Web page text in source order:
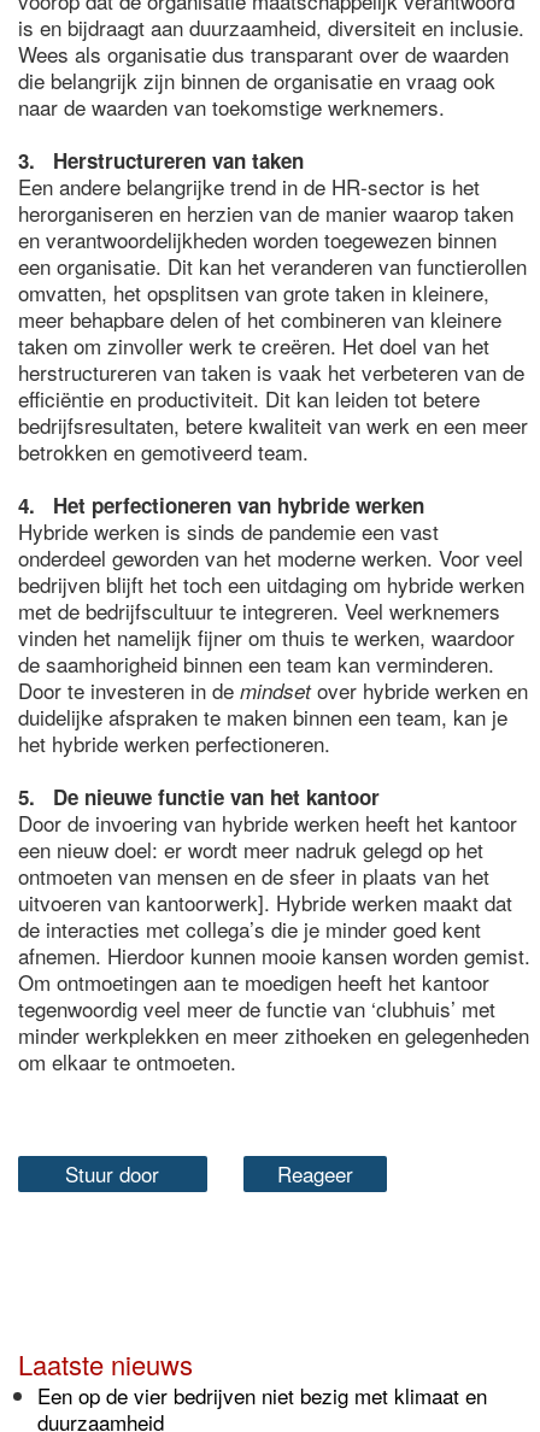
is en bijdraagt aan duurzaamheid, diversiteit en inclusie.
Wees als organisatie dus transparant over de waarden
die belangrijk zijn binnen de organisatie en vraag ook
naar de waarden van toekomstige werknemers.
3. Herstructureren van taken
Een andere belangrijke trend in de HR-sector is het
herorganiseren en herzien van de manier waarop taken
en verantwoordelijkheden worden toegewezen binnen
een organisatie. Dit kan het veranderen van functierollen
omvatten, het opsplitsen van grote taken in kleinere,
meer behapbare delen of het combineren van kleinere
taken om zinvoller werk te creëren. Het doel van het
herstructureren van taken is vaak het verbeteren van de
efficiëntie en productiviteit. Dit kan leiden tot betere
bedrijfsresultaten, betere kwaliteit van werk en een meer
betrokken en gemotiveerd team.
4. Het perfectioneren van hybride werken
Hybride werken is sinds de pandemie een vast
onderdeel geworden van het moderne werken. Voor veel
bedrijven blijft het toch een uitdaging om hybride werken
met de bedrijfscultuur te integreren. Veel werknemers
vinden het namelijk fijner om thuis te werken, waardoor
de saamhorigheid binnen een team kan verminderen.
Door te investeren in de mindsetover hybride werken en
duidelijke afspraken te maken binnen een team, kan je
het hybride werken perfectioneren.
5. De nieuwe functie van het kantoor
Door de invoering van hybride werken heeft het kantoor
een nieuw doel: er wordt meer nadruk gelegd op het
ontmoeten van mensen en de sfeer in plaats van het
uitvoeren van kantoorwerk]. Hybride werken maakt dat
de interacties met collega’s die je minder goed kent
afnemen. Hierdoor kunnen mooie kansen worden gemist.
Om ontmoetingen aan te moedigen heeft het kantoor
tegenwoordig veel meer de functie van ‘clubhuis’ met
minder werkplekken en meer zithoeken en gelegenheden
om elkaar te ontmoeten.
Stuur door Reageer
Laatste nieuws
Een op de vier bedrijven niet bezig met klimaat en
duurzaamheid